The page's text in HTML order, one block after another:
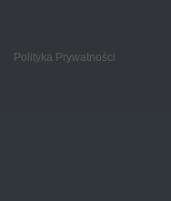
Polityka Prywatności